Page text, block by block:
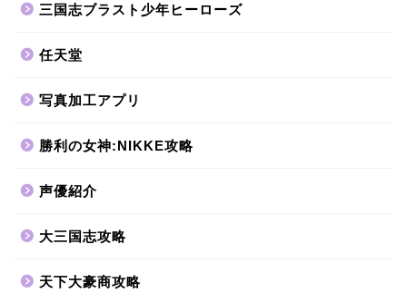
三国志ブラスト少年ヒーローズ
任天堂
写真加工アプリ
勝利の女神:NIKKE攻略
声優紹介
大三国志攻略
天下大豪商攻略